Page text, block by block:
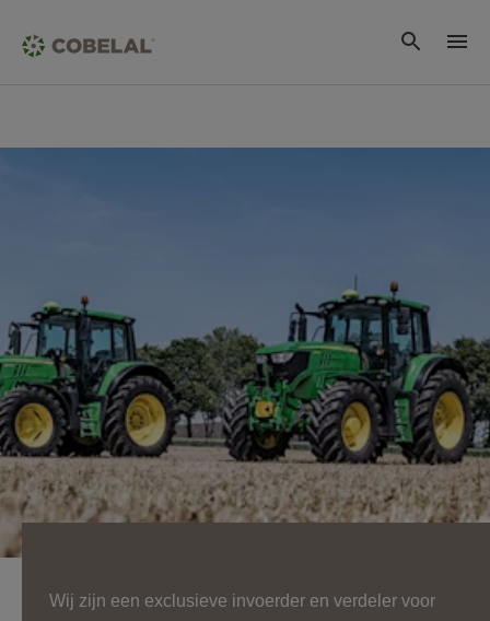
Wij zijn een exclusieve invoerder en verdeler voor